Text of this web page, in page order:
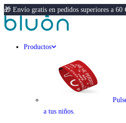
🎁 Envío gratis en pedidos superiores a 60
Productos
a tus niños.